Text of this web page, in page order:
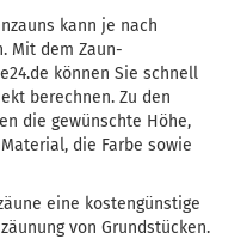
kann je nach
Mit dem Zaun-
können Sie schnell
berechnen. Zu den
die gewünschte Höhe,
die Farbe sowie
eine kostengünstige
von Grundstücken.